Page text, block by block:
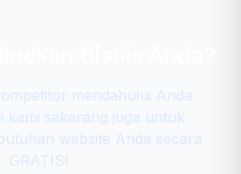
mendahului Anda.
kami sekarang juga untuk
website Anda secara
GRATIS!